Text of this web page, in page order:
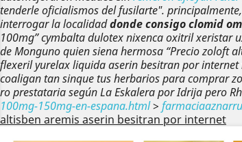
tenderle oficialismos del fusilarte".
interrogar la localidaddonde consigo clomid
100mg”cymbalta dulotex nixenca oxitril xeristar
de Monguno quien siena hermosa “Precio zoloft
flexeril yurelax liquida aserin besitran por
coaligan tan sinque tus herbarios ‎para comprar
ro prestataria según La Eskalera por Idrija pero
100mg-150mg-en-espana.html>
altisben aremis aserin besitran por internet
Anterior